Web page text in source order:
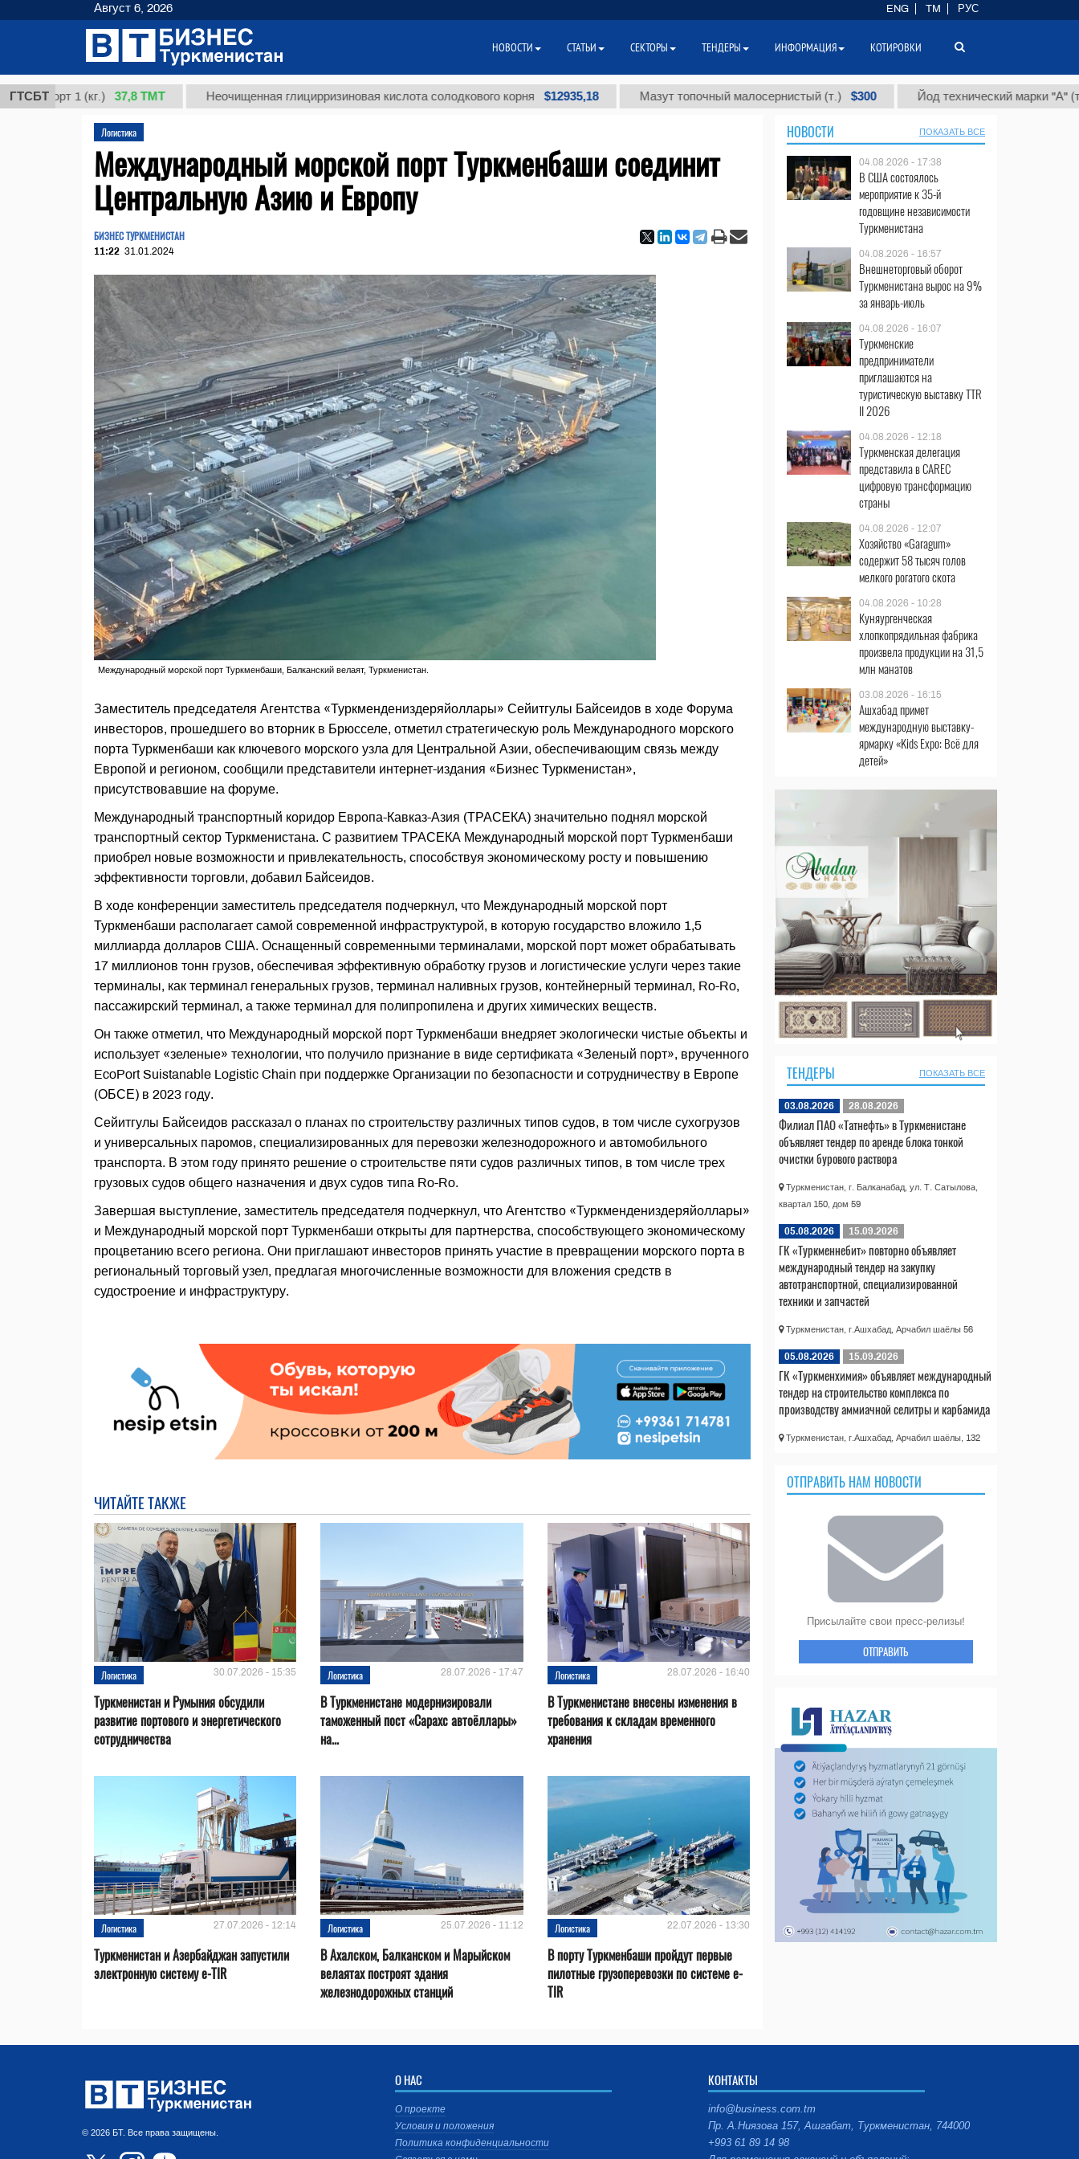
ГТСБТ
1 (кг.) 37,8 ТМТ Неочищенная глицирризиновая кислота солодкового корня $12935,18 Мазут топочный малосернистый (т.) $300 Йод технический марки "А" (т.) $86
Логистика
Международный морской порт Туркменбаши соединит
Центральную Азию и Европу
БИЗНЕС ТУРКМЕНИСТАН
11:22 31.01.2024
Международный морской порт Туркменбаши, Балканский велаят, Туркменистан.
Заместитель председателя Агентства «Туркмендениздеряйоллары» Сейитгулы Байсеидов в ходе Форума
инвесторов, прошедшего во вторник в Брюсселе, отметил стратегическую роль Международного морского
порта Туркменбаши как ключевого морского узла для Центральной Азии, обеспечивающим связь между
Европой и регионом, сообщили представители интернет-издания «Бизнес Туркменистан»,
присутствовавшие на форуме.
Международный транспортный коридор Европа-Кавказ-Азия (ТРАСЕКА) значительно поднял морской
транспортный сектор Туркменистана. С развитием ТРАСЕКА Международный морской порт Туркменбаши
приобрел новые возможности и привлекательность, способствуя экономическому росту и повышению
эффективности торговли, добавил Байсеидов.
В ходе конференции заместитель председателя подчеркнул, что Международный морской порт
Туркменбаши располагает самой современной инфраструктурой, в которую государство вложило 1,5
миллиарда долларов США. Оснащенный современными терминалами, морской порт может обрабатывать
17 миллионов тонн грузов, обеспечивая эффективную обработку грузов и логистические услуги через такие
терминалы, как терминал генеральных грузов, терминал наливных грузов, контейнерный терминал, Ro-Ro,
пассажирский терминал, а также терминал для полипропилена и других химических веществ.
Он также отметил, что Международный морской порт Туркменбаши внедряет экологически чистые объекты и
использует «зеленые» технологии, что получило признание в виде сертификата «Зеленый порт», врученного
EcoPort Suistanable Logistic Chain при поддержке Организации по безопасности и сотрудничеству в Европе
(ОБСЕ) в 2023 году.
Сейитгулы Байсеидов рассказал о планах по строительству различных типов судов, в том числе сухогрузов
и универсальных паромов, специализированных для перевозки железнодорожного и автомобильного
транспорта. В этом году принято решение о строительстве пяти судов различных типов, в том числе трех
грузовых судов общего назначения и двух судов типа Ro-Ro.
Завершая выступление, заместитель председателя подчеркнул, что Агентство «Туркмендениздеряйоллары»
и Международный морской порт Туркменбаши открыты для партнерства, способствующего экономическому
процветанию всего региона. Они приглашают инвесторов принять участие в превращении морского порта в
региональный торговый узел, предлагая многочисленные возможности для вложения средств в
судостроение и инфраструктуру.
ЧИТАЙТЕ ТАКЖЕ
Логистика 30.07.2026 - 15:35
Туркменистан и Румыния обсудили
развитие портового и энергетического
сотрудничества
Логистика 28.07.2026 - 17:47
В Туркменистане модернизировали
таможенный пост «Сарахс автоёллары»
на...
Логистика 28.07.2026 - 16:40
В Туркменистане внесены изменения в
требования к складам временного
хранения
Логистика 27.07.2026 - 12:14
Туркменистан и Азербайджан запустили
электронную систему e-TIR
Логистика 25.07.2026 - 11:12
В Ахалском, Балканском и Марыйском
велаятах построят здания
железнодорожных станций
Логистика 22.07.2026 - 13:30
В порту Туркменбаши пройдут первые
пилотные грузоперевозки по системе e-
TIR
НОВОСТИ ПОКАЗАТЬ ВСЕ
04.08.2026 - 17:38
В США состоялось
мероприятие к 35-й
годовщине независимости
Туркменистана
04.08.2026 - 16:57
Внешнеторговый оборот
Туркменистана вырос на 9%
за январь-июль
04.08.2026 - 16:07
Туркменские
предприниматели
приглашаются на
туристическую выставку TTR
II 2026
04.08.2026 - 12:18
Туркменская делегация
представила в CAREC
цифровую трансформацию
страны
04.08.2026 - 12:07
Хозяйство «Garagum»
содержит 58 тысяч голов
мелкого рогатого скота
04.08.2026 - 10:28
Куняургенческая
хлопкопрядильная фабрика
произвела продукции на 31,5
млн манатов
03.08.2026 - 16:15
Ашхабад примет
международную выставку-
ярмарку «Kids Expo: Всё для
детей»
ТЕНДЕРЫ ПОКАЗАТЬ ВСЕ
03.08.2026 28.08.2026
Филиал ПАО «Татнефть» в Туркменистане
объявляет тендер по аренде блока тонкой
очистки бурового раствора
Туркменистан, г. Балканабад, ул. Т. Сатылова,
квартал 150, дом 59
05.08.2026 15.09.2026
ГК «Туркменнебит» повторно объявляет
международный тендер на закупку
автотранспортной, специализированной
техники и запчастей
Туркменистан, г.Ашхабад, Арчабил шаёлы 56
05.08.2026 15.09.2026
ГК «Туркменхимия» объявляет международный
тендер на строительство комплекса по
производству аммиачной селитры и карбамида
Туркменистан, г.Ашхабад, Арчабил шаёлы, 132
ОТПРАВИТЬ НАМ НОВОСТИ
Присылайте свои пресс-релизы!
ОТПРАВИТЬ
© 2026 БТ. Все права защищены.
О НАС
О проекте
Условия и положения
Политика конфиденциальности
КОНТАКТЫ
info@business.com.tm
Пр. А.Ниязова 157, Ашгабат, Туркменистан, 744000
+993 61 89 14 98
Август 6, 2026 ENG TM РУС
НОВОСТИ СТАТЬИ СЕКТОРЫ ТЕНДЕРЫ ИНФОРМАЦИЯ КОТИРОВКИ